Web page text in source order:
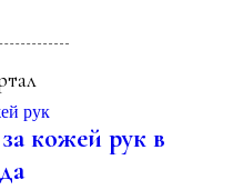
кожей рук в